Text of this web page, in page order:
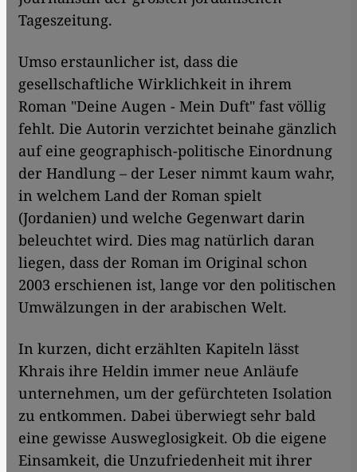
Tageszeitung.
Umso erstaunlicher ist, dass die
gesellschaftliche Wirklichkeit in ihrem
Roman "Deine Augen - Mein Duft" fast völlig
fehlt. Die Autorin verzichtet beinahe gänzlich
auf eine geographisch-politische Einordnung
der Handlung – der Leser nimmt kaum wahr,
in welchem Land der Roman spielt
(Jordanien) und welche Gegenwart darin
beleuchtet wird. Dies mag natürlich daran
liegen, dass der Roman im Original schon
2003 erschienen ist, lange vor den politischen
Umwälzungen in der arabischen Welt.
In kurzen, dicht erzählten Kapiteln lässt
Khrais ihre Heldin immer neue Anläufe
unternehmen, um der gefürchteten Isolation
zu entkommen. Dabei überwiegt sehr bald
eine gewisse Ausweglosigkeit. Ob die eigene
Einsamkeit, die Unzufriedenheit mit ihrer